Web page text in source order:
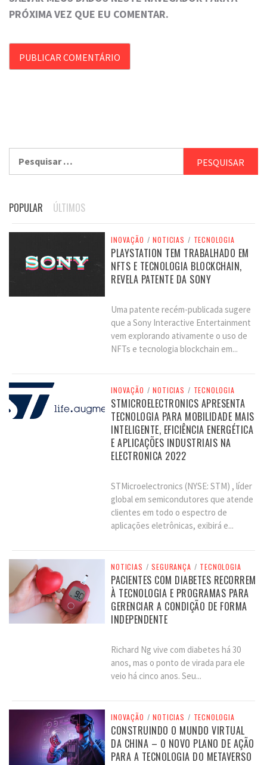
PRÓXIMA VEZ QUE EU COMENTAR.
POPULAR ÚLTIMOS
INOVAÇÃO / NOTICIAS / TECNOLOGIA
PLAYSTATION TEM TRABALHADO EM
NFTS E TECNOLOGIA BLOCKCHAIN,
REVELA PATENTE DA SONY
Uma patente recém-publicada sugere
que a Sony Interactive Entertainment
vem explorando ativamente o uso de
NFTs e tecnologia blockchain em...
INOVAÇÃO / NOTICIAS / TECNOLOGIA
STMICROELECTRONICS APRESENTA
TECNOLOGIA PARA MOBILIDADE MAIS
INTELIGENTE, EFICIÊNCIA ENERGÉTICA
E APLICAÇÕES INDUSTRIAIS NA
ELECTRONICA 2022
STMicroelectronics (NYSE: STM) , líder
global em semicondutores que atende
clientes em todo o espectro de
aplicações eletrônicas, exibirá e...
NOTICIAS / SEGURANÇA / TECNOLOGIA
PACIENTES COM DIABETES RECORREM
À TECNOLOGIA E PROGRAMAS PARA
GERENCIAR A CONDIÇÃO DE FORMA
INDEPENDENTE
Richard Ng vive com diabetes há 30
anos, mas o ponto de virada para ele
veio há cinco anos. Seu...
INOVAÇÃO / NOTICIAS / TECNOLOGIA
CONSTRUINDO O MUNDO VIRTUAL
DA CHINA – O NOVO PLANO DE AÇÃO
PARA A TECNOLOGIA DO METAVERSO